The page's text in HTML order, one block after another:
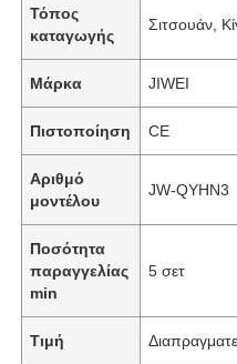
Τόπος
καταγωγής
Σιτσουάν,
Μάρκα JIWEI
Πιστοποίηση CE
Αριθμό
μοντέλου
JW-QYHN3
Ποσότητα
παραγγελίας
min
5 σετ
Τιμή